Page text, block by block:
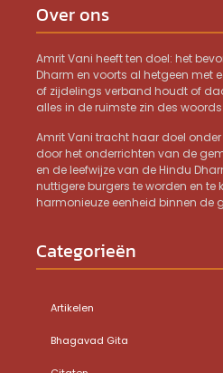
Over ons
Amrit Vani heeft ten doel: het
Dharm en voorts al hetgeen met
of zijdelings verband houdt of
alles in de ruimste zin des woords.
Amrit Vani tracht haar doel onder
door het onderrichten van de
en de leefwijze van de Hindu
nuttigere burgers te worden en te
harmonieuze eenheid binnen de
Categorieën
Artikelen
Bhagavad Gita